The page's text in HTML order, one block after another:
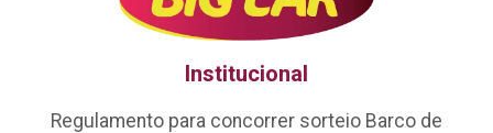
Institucional
Regulamento para concorrer sorteio Barco de